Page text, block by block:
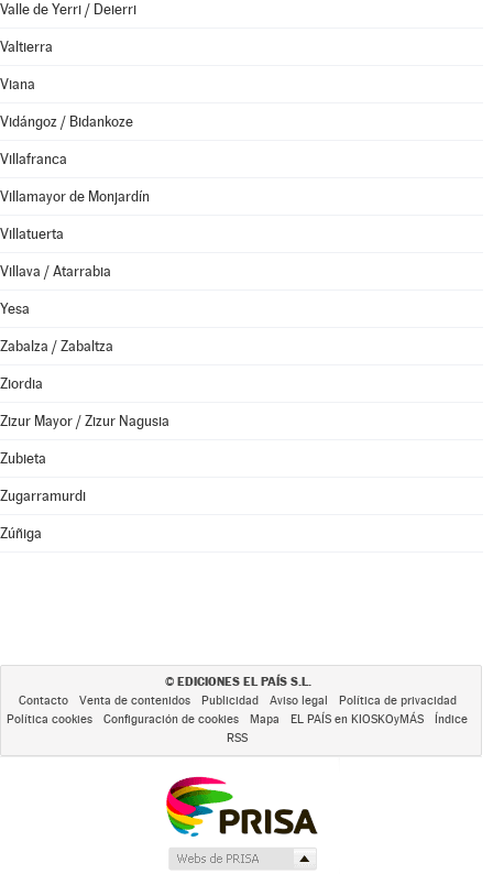
Valle de Yerri / Deierri
Valtierra
Viana
Vidángoz / Bidankoze
Villafranca
Villamayor de Monjardín
Villatuerta
Villava / Atarrabia
Yesa
Zabalza / Zabaltza
Ziordia
Zizur Mayor / Zizur Nagusia
Zubieta
Zugarramurdi
Zúñiga
© EDICIONES EL PAÍS S.L.
Contacto Venta de contenidos Publicidad Aviso legal
Política de privacidad
Política cookies
Configuración de cookies Mapa EL PAÍS en KIOSKOyMÁS
Índice
RSS